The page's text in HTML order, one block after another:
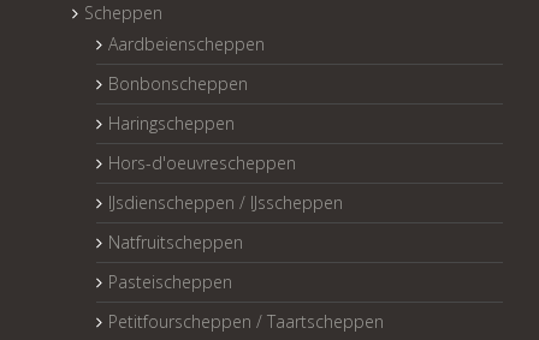
Scheppen
Aardbeienscheppen
Bonbonscheppen
Haringscheppen
Hors-d'oeuvrescheppen
IJsdienscheppen / IJsscheppen
Natfruitscheppen
Pasteischeppen
Petitfourscheppen / Taartscheppen